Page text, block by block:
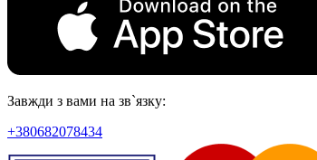
Завжди з вами на зв`язку:
+380682078434